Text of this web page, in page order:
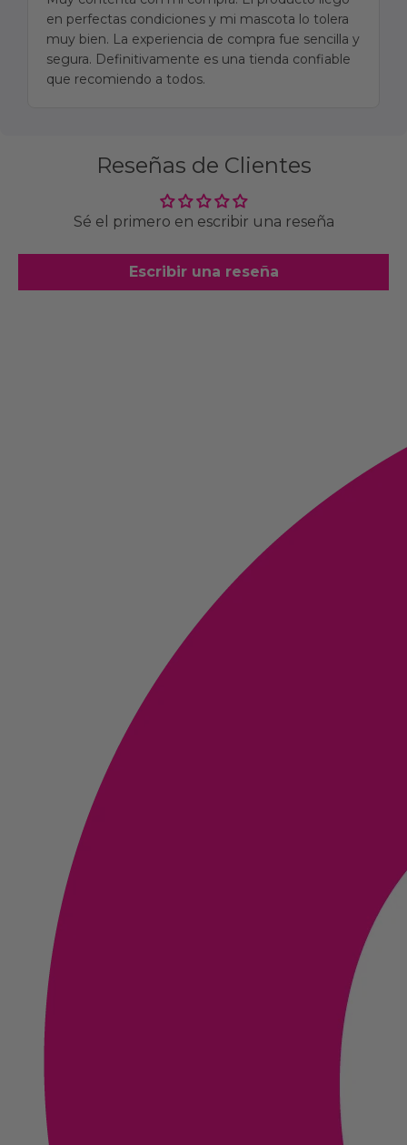
en perfectas condiciones y mi mascota lo tolera
muy bien. La experiencia de compra fue sencilla y
segura. Definitivamente es una tienda confiable
que recomiendo a todos.
Reseñas de Clientes
Sé el primero en escribir una reseña
Escribir una reseña